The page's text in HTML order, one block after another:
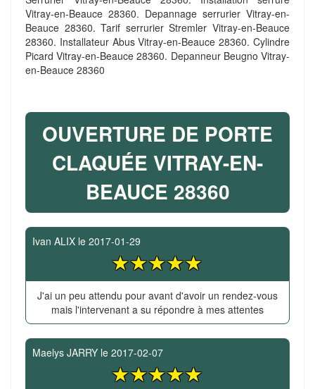
Vitray-en-Beauce 28360. Depannage serrurier Vitray-en-
Beauce 28360. Tarif serrurier Stremler Vitray-en-Beauce
28360. Installateur Abus Vitray-en-Beauce 28360. Cylindre
Picard Vitray-en-Beauce 28360. Depanneur Beugno Vitray-
en-Beauce 28360
OUVERTURE DE PORTE
CLAQUÉE VITRAY-EN-
BEAUCE 28360
Ivan ALIX le 2017-01-29
J'ai un peu attendu pour avant d'avoir un rendez-vous
mais l'intervenant a su répondre à mes attentes
Maelys JARRY le 2017-02-07